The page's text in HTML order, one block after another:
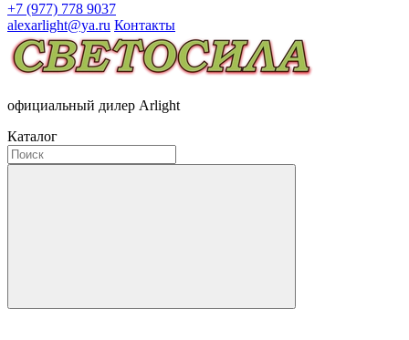
+7 (977) 778 9037
alexarlight@ya.ru Контакты
официальный дилер Arlight
Каталог